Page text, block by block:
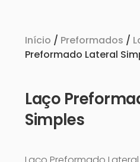
Início / Preformados /
Preformado Lateral
Laço
Simples